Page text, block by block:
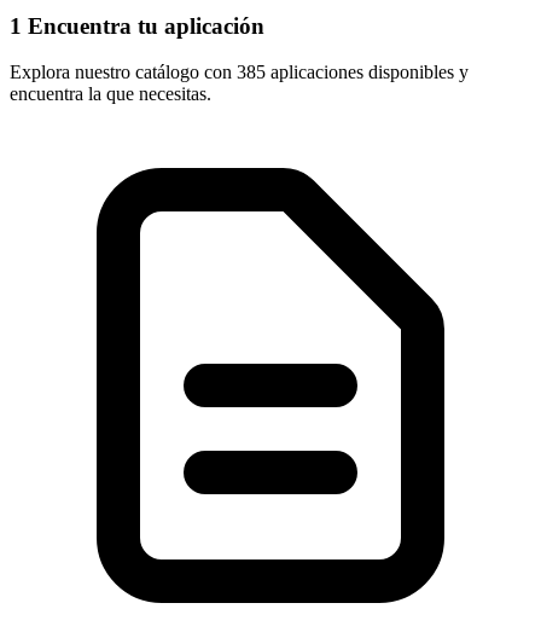
1 Encuentra tu aplicación
Explora nuestro catálogo con 385 aplicaciones disponibles y
encuentra la que necesitas.